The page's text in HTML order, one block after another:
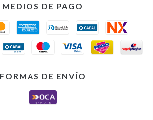
MEDIOS DE PAGO
FORMAS DE ENVÍO